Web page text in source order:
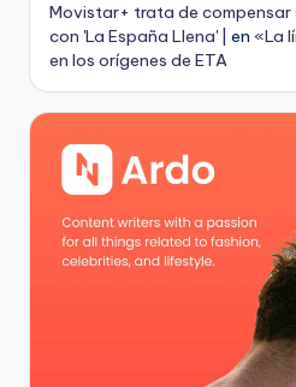
Movistar+ trata de
con 'La España Llena' | en «La
en los orígenes de ETA